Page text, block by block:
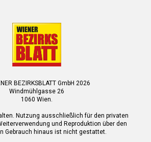
BEZIRKSBLATT GmbH 2026
Windmühlgasse 26
1060 Wien.
Nutzung ausschließlich für den privaten
und Reproduktion über den
Gebrauch hinaus ist nicht gestattet.